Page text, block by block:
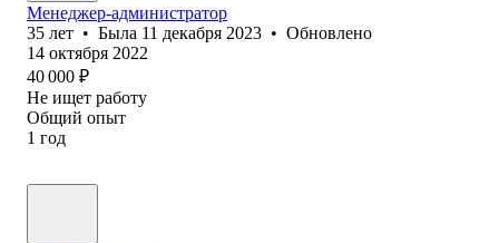
Менеджер-администратор
35 лет • Была 11 декабря 2023 • Обновлено
14 октября 2022
40 000 ₽
Не ищет работу
Общий опыт
1 год